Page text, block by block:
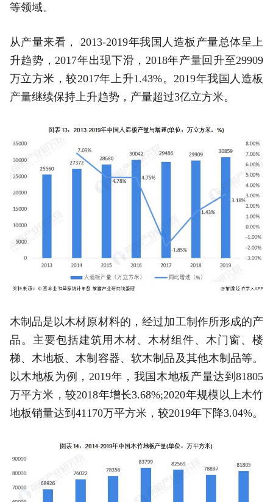
等领域。
从产量来看， 2013-2019年我国人造板产量总体呈上
升趋势，2017年出现下滑，2018年产量回升至29909
万立方米，较2017年上升1.43%。2019年我国人造板
产量继续保持上升趋势，产量超过3亿立方米。
木制品是以木材原材料的，经过加工制作所形成的产
品。主要包括建筑用木材、木材组件、木门窗、楼
梯、木地板、木制容器、软木制品及其他木制品等。
以木地板为例，2019年，我国木地板产量达到81805
万平方米，较2018年增长3.68%;2020年规模以上木竹
地板销量达到41170万平方米，较2019年下降3.04%。